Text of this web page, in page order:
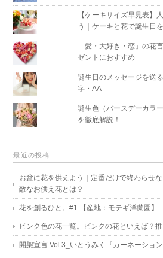
【ケーキサイズ早見表】
う｜ケーキと花で誕生日
「愛・大好き・恋」の花
ゼントにおすすめ
誕生日のメッセージを送
字・AA
誕生色（バースデーカラ
を徹底解説！
最近の投稿
お盆に花を供えよう｜定番だけで終わらせ
敵なお供え花とは？
花を創るひと。#1 【産地：モテギ洋蘭園】
ピンク色の花一覧。ピンクの花といえば？
開架宣言 Vol.3_いとうみく『カーネーション